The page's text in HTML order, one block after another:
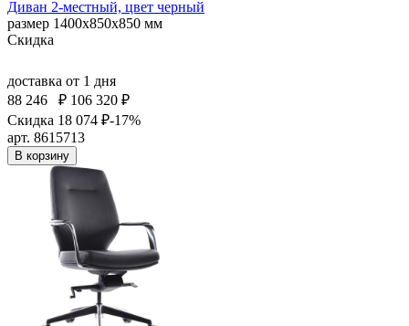
Диван 2-местный, цвет черный
размер 1400х850х850 мм
Скидка
доставка от 1 дня
88 246
₽ 106 320 ₽
Скидка 18 074 ₽-17%
арт. 8615713
В корзину